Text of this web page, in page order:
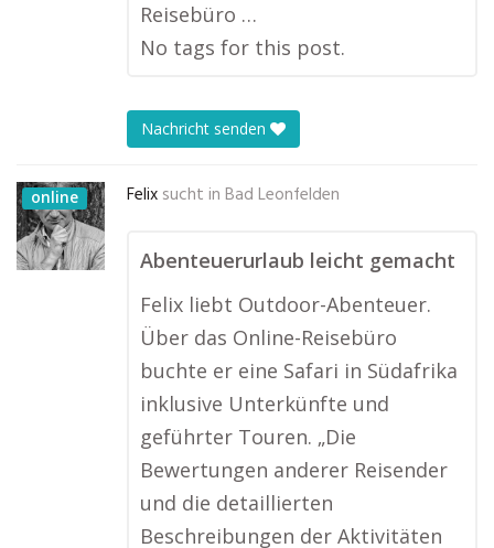
Reisebüro …
No tags for this post.
Nachricht senden
online Felix sucht in Bad Leonfelden
Abenteuerurlaub leicht gemacht
Felix liebt Outdoor-Abenteuer.
Über das Online-Reisebüro
buchte er eine Safari in Südafrika
inklusive Unterkünfte und
geführter Touren. „Die
Bewertungen anderer Reisender
und die detaillierten
Beschreibungen der Aktivitäten